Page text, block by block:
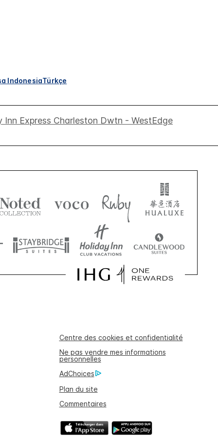
IndonesiaTürkçe
Inn Express Charleston Dwtn - WestEdge
Centre des cookies et confidentialité
Ne pas vendre mes informations
personnelles
AdChoices
Plan du site
Commentaires